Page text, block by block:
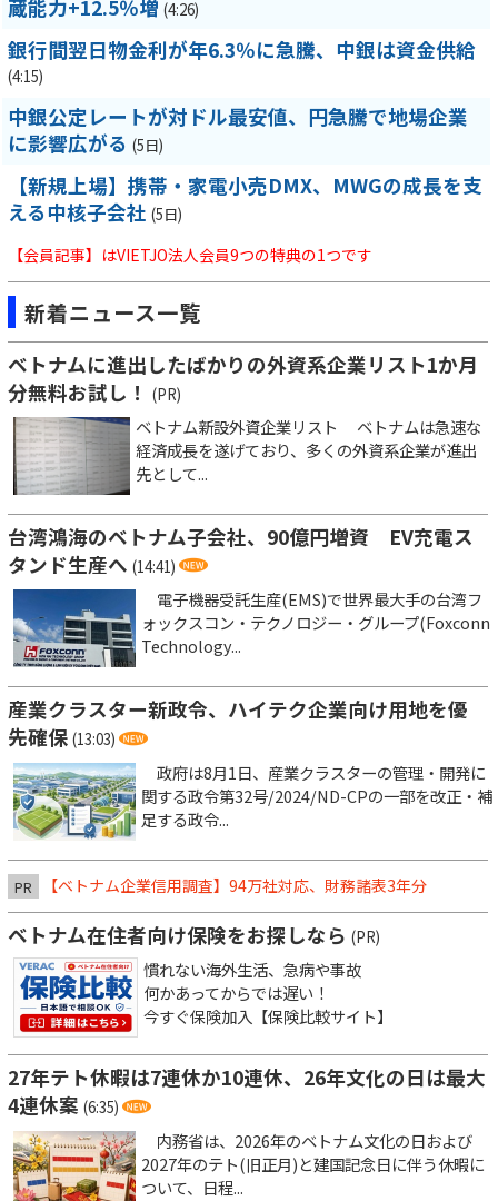
蔵能力+12.5％増 (4:26)
銀行間翌日物金利が年6.3％に急騰、中銀は資金供給
(4:15)
中銀公定レートが対ドル最安値、円急騰で地場企業
に影響広がる (5日)
【新規上場】携帯・家電小売DMX、MWGの成長を支
える中核子会社 (5日)
【会員記事】はVIETJO法人会員9つの特典の1つです
新着ニュース一覧
ベトナムに進出したばかりの外資系企業リスト1か月
分無料お試し！
(PR)
ベトナム新設外資企業リスト ベトナムは急速な
経済成長を遂げており、多くの外資系企業が進出
先として...
台湾鴻海のベトナム子会社、90億円増資 EV充電ス
タンド生産へ (14:41)
電子機器受託生産(EMS)で世界最大手の台湾フ
ォックスコン・テクノロジー・グループ(Foxconn
Technology...
産業クラスター新政令、ハイテク企業向け用地を優
先確保 (13:03)
政府は8月1日、産業クラスターの管理・開発に
関する政令第32号/2024/ND-CPの一部を改正・補
足する政令...
PR 【ベトナム企業信用調査】94万社対応、財務諸表3年分
ベトナム在住者向け保険をお探しなら (PR)
慣れない海外生活、急病や事故
何かあってからでは遅い！
今すぐ保険加入【保険比較サイト】
27年テト休暇は7連休か10連休、26年文化の日は最大
4連休案 (6:35)
内務省は、2026年のベトナム文化の日および
2027年のテト(旧正月)と建国記念日に伴う休暇に
ついて、日程...